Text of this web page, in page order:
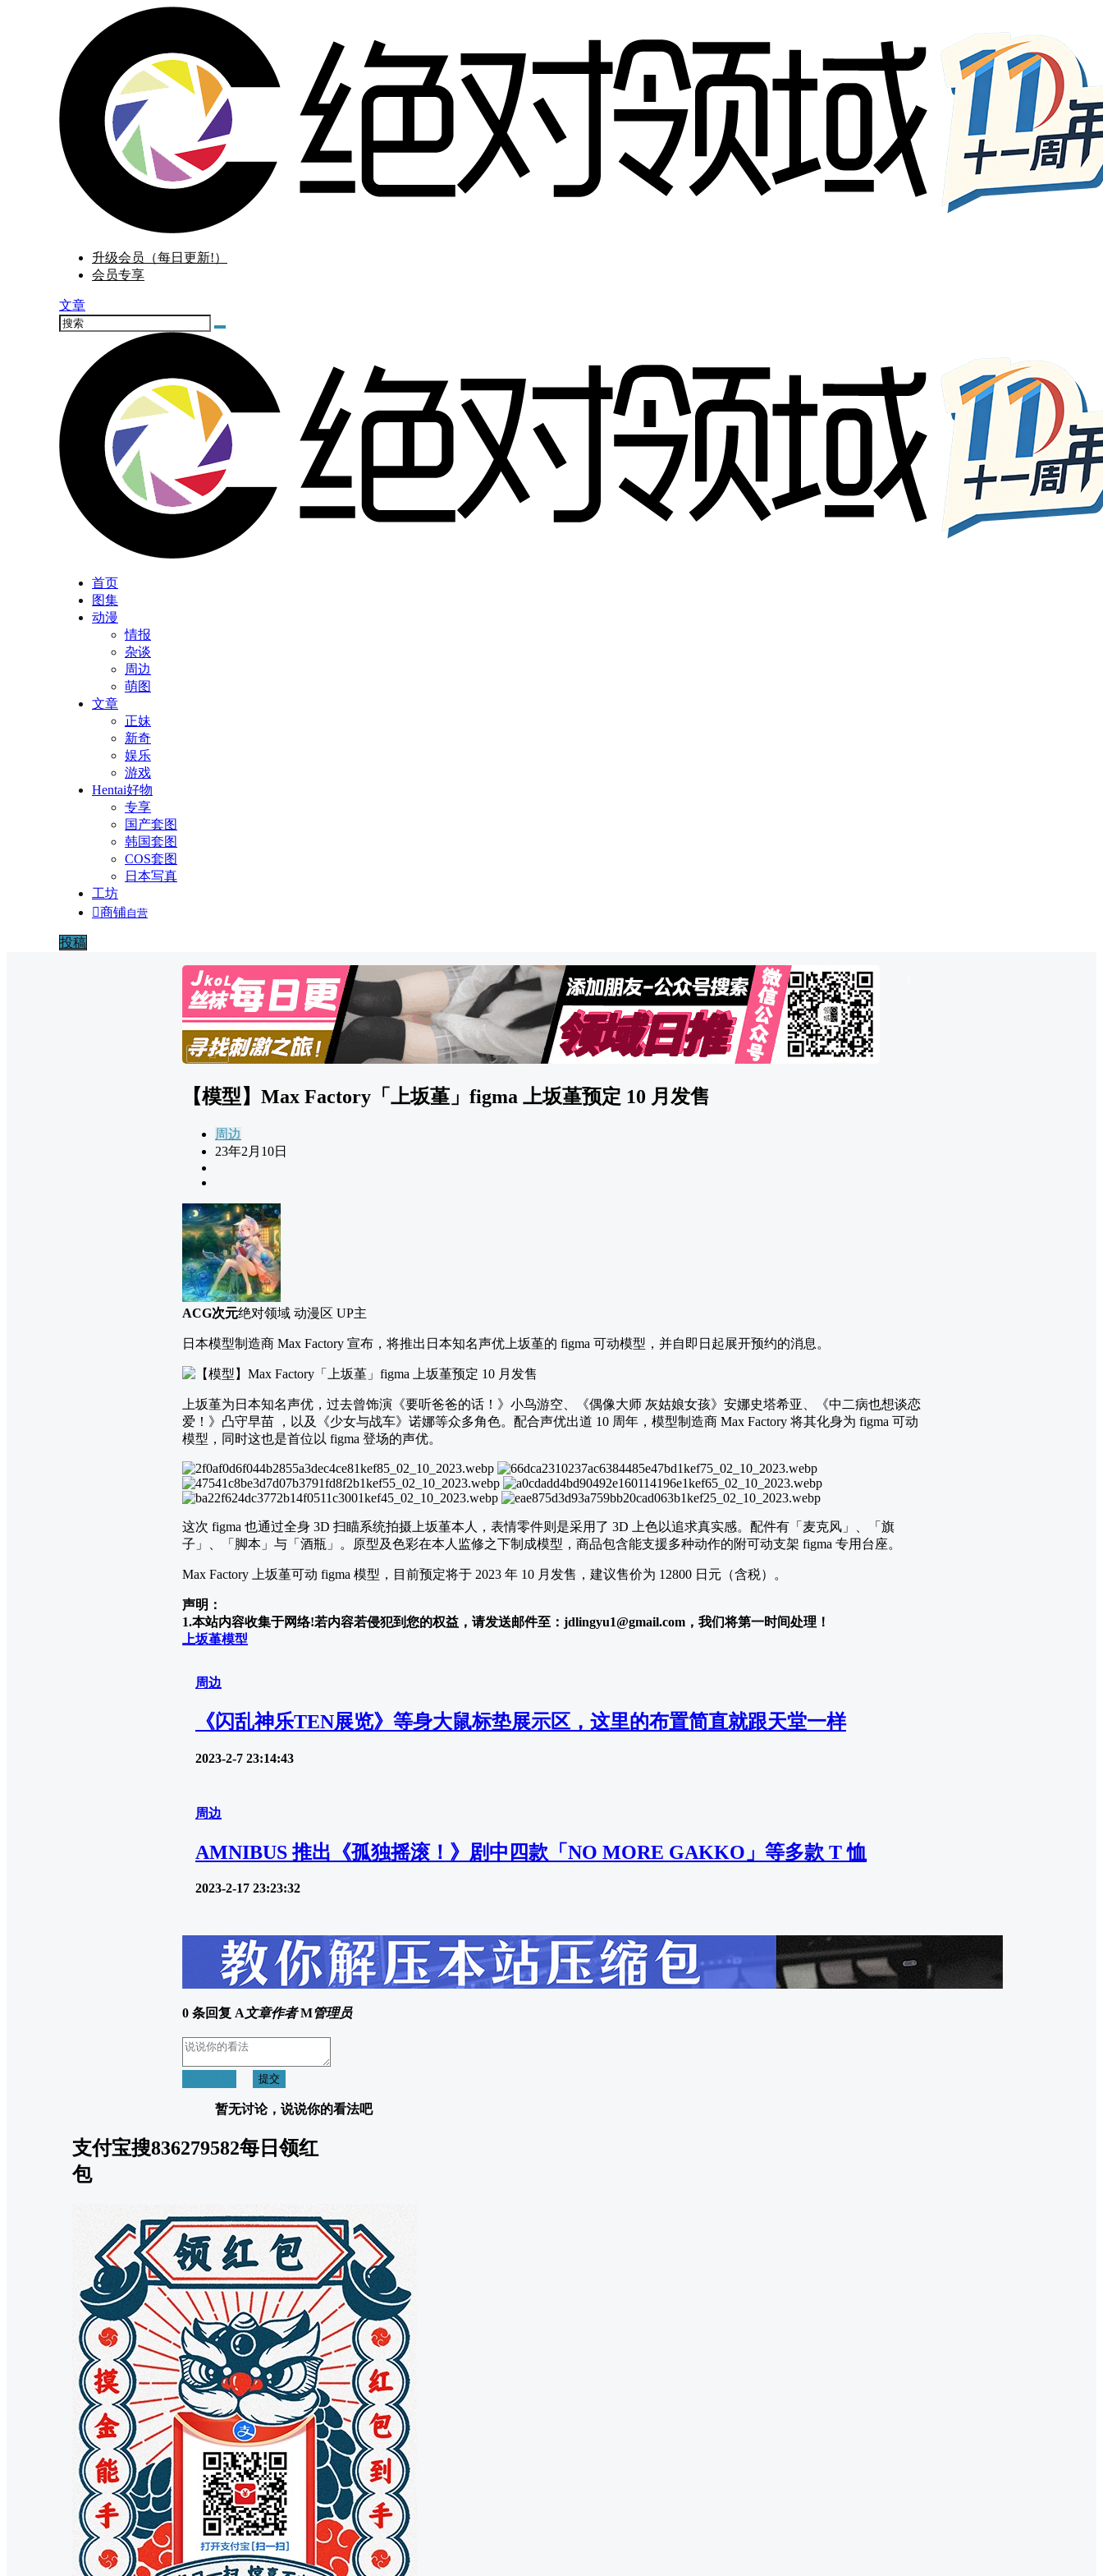
升级会员（每日更新!）
会员专享
文章
首页
图集
动漫
情报
杂谈
周边
萌图
文章
正妹
新奇
娱乐
游戏
Hentai好物
专享
国产套图
韩国套图
COS套图
日本写真
工坊
商铺自营
投稿
广告
【模型】Max Factory「上坂堇」figma 上坂堇预定 10 月发售
周边
23年2月10日
ACG次元绝对领域 动漫区 UP主
日本模型制造商 Max Factory 宣布，将推出日本知名声优上坂堇的 figma 可动模型，并自即日起展开预约的消息。
上坂堇为日本知名声优，过去曾饰演《要听爸爸的话！》小鸟游空、《偶像大师 灰姑娘女孩》安娜史塔希亚、《中二病也想谈恋
爱！》凸守早苗 ，以及《少女与战车》诺娜等众多角色。配合声优出道 10 周年，模型制造商 Max Factory 将其化身为 figma 可动
模型，同时这也是首位以 figma 登场的声优。
这次 figma 也通过全身 3D 扫瞄系统拍摄上坂堇本人，表情零件则是采用了 3D 上色以追求真实感。配件有「麦克风」、「旗
子」、「脚本」与「酒瓶」。原型及色彩在本人监修之下制成模型，商品包含能支援多种动作的附可动支架 figma 专用台座。
Max Factory 上坂堇可动 figma 模型，目前预定将于 2023 年 10 月发售，建议售价为 12800 日元（含税）。
声明：
1.本站内容收集于网络!若内容若侵犯到您的权益，请发送邮件至：jdlingyu1@gmail.com，我们将第一时间处理！
上坂堇模型
周边
《闪乱神乐TEN展览》等身大鼠标垫展示区，这里的布置简直就跟天堂一样
2023-2-7 23:14:43
周边
AMNIBUS 推出《孤独摇滚！》剧中四款「NO MORE GAKKO」等多款 T 恤
2023-2-17 23:23:32
0 条回复 A文章作者 M管理员
提交
暂无讨论，说说你的看法吧
支付宝搜836279582每日领红
包